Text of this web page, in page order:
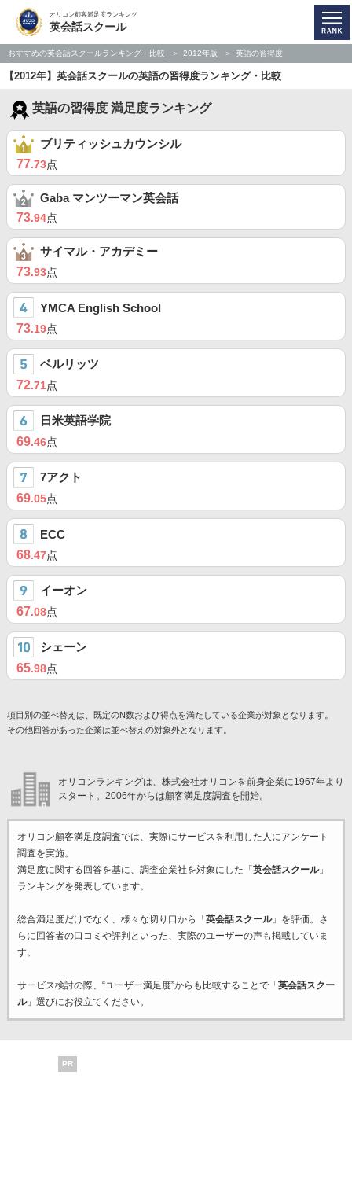
オリコン顧客満足度ランキング
英会話スクール
おすすめの英会話スクールランキング・比較 2012年版 英語の習得度
【2012年】英会話スクールの英語の習得度ランキング・比較
英語の習得度 満足度ランキング
ブリティッシュカウンシル
77.73点
Gaba マンツーマン英会話
73.94点
サイマル・アカデミー
73.93点
YMCA English School
73.19点
ベルリッツ
72.71点
日米英語学院
69.46点
7アクト
69.05点
ECC
68.47点
イーオン
67.08点
シェーン
65.98点
項目別の並べ替えは、既定のN数および得点を満たしている企業が対象となります。
その他回答があった企業は並べ替えの対象外となります。
オリコンランキングは、株式会社オリコンを前身企業に1967年より
スタート。2006年からは顧客満足度調査を開始。
オリコン顧客満足度調査では、実際にサービスを利用した 人にアンケート
調査を実施。
満足度に関する回答を基に、調査企業社を対象にした「 英会話スクール」
ランキングを発表しています。
総合満足度だけでなく、様々な切り口から「 英会話スクール」を評価。さ
らに回答者の口コミや評判といった、実際のユーザーの声も掲載していま
す。
サービス検討の際、“ユーザー満足度”からも比較することで「 英会話スクー
ル」選びにお役立てください。
PR